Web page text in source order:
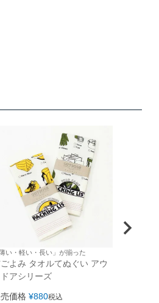
薄い・軽い・長い」が揃った
よみ タオルてぬぐい アウ
ドアシリーズ
価格 ¥880税込